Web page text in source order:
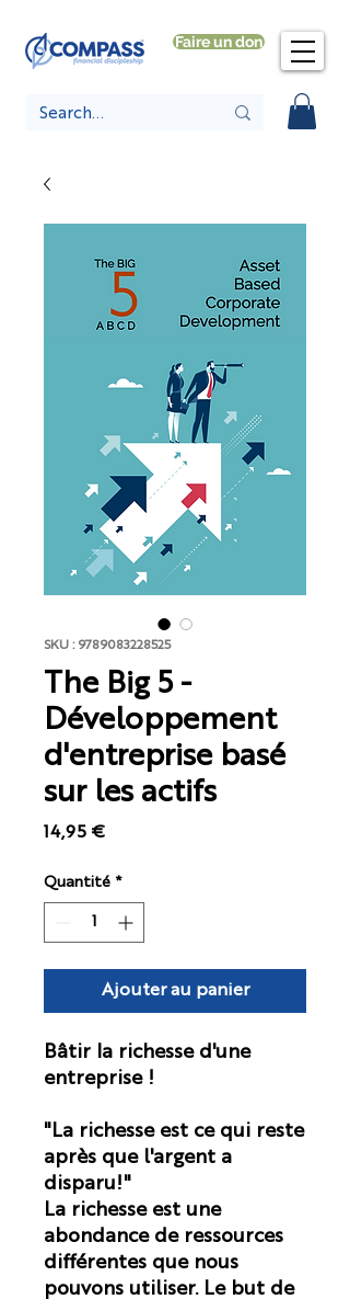
Faire un don
SKU : 9789083228525
The Big 5 -
Développement
d'entreprise basé
sur les actifs
14,95 €Prix
Quantité *
Ajouter au panier
Bâtir la richesse d'une
entreprise !
"La richesse est ce qui reste
après que l'argent a
disparu!"
La richesse est une
abondance de ressources
différentes que nous
pouvons utiliser. Le but de